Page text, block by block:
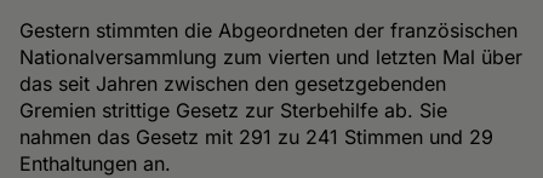
Gestern stimmten die Abgeordneten der französischen
Nationalversammlung zum vierten und letzten Mal über
das seit Jahren zwischen den gesetzgebenden
Gremien strittige Gesetz zur Sterbehilfe ab. Sie
nahmen das Gesetz mit 291 zu 241 Stimmen und 29
Enthaltungen an.